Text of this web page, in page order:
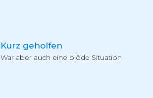
Kurz geholfen
War aber auch eine blöde Situation